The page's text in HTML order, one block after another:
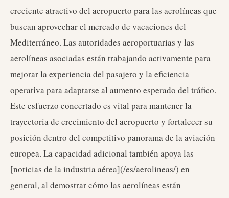
creciente atractivo del aeropuerto para las aerolíneas que
buscan aprovechar el mercado de vacaciones del
Mediterráneo. Las autoridades aeroportuarias y las
aerolíneas asociadas están trabajando activamente para
mejorar la experiencia del pasajero y la eficiencia
operativa para adaptarse al aumento esperado del tráfico.
Este esfuerzo concertado es vital para mantener la
trayectoria de crecimiento del aeropuerto y fortalecer su
posición dentro del competitivo panorama de la aviación
europea. La capacidad adicional también apoya las
[noticias de la industria aérea](/es/aerolineas/) en
general, al demostrar cómo las aerolíneas están